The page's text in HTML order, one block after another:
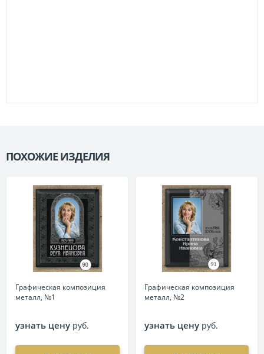
ПОХОЖИЕ ИЗДЕЛИЯ
Графическая композиция
металл, №1
узнать цену руб.
Графическая композиция
металл, №2
узнать цену руб.